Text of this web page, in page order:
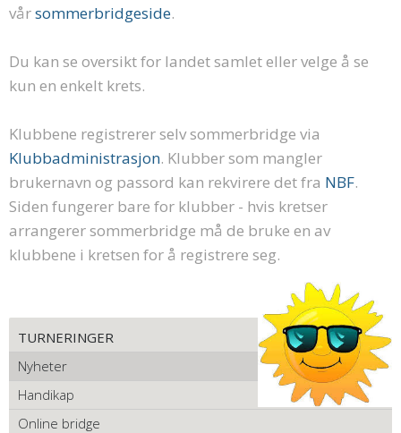
vårsommerbridgeside.
Du kan se oversikt for landet samlet eller velge å se
kun en enkelt krets.
Klubbene registrerer selv sommerbridge via
Klubbadministrasjon. Klubber som mangler
brukernavn og passord kan rekvirere det fra NBF.
Siden fungerer bare for klubber - hvis kretser
arrangerer sommerbridge må de bruke en av
klubbene i kretsen for å registrere seg.
TURNERINGER
Nyheter
Handikap
Online bridge